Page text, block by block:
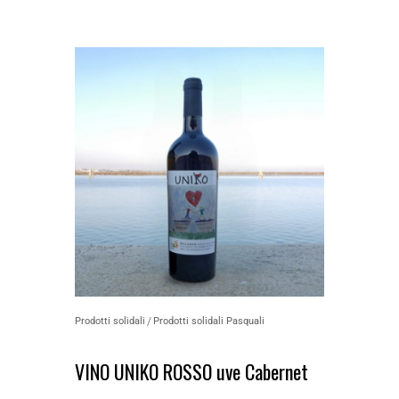
Prodotti solidali Prodotti solidali Pasquali
VINO UNIKO ROSSO uve Cabernet